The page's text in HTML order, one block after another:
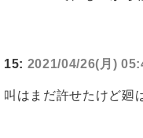
15: 2021/04/26(月)
叫はまだ許せたけど廻